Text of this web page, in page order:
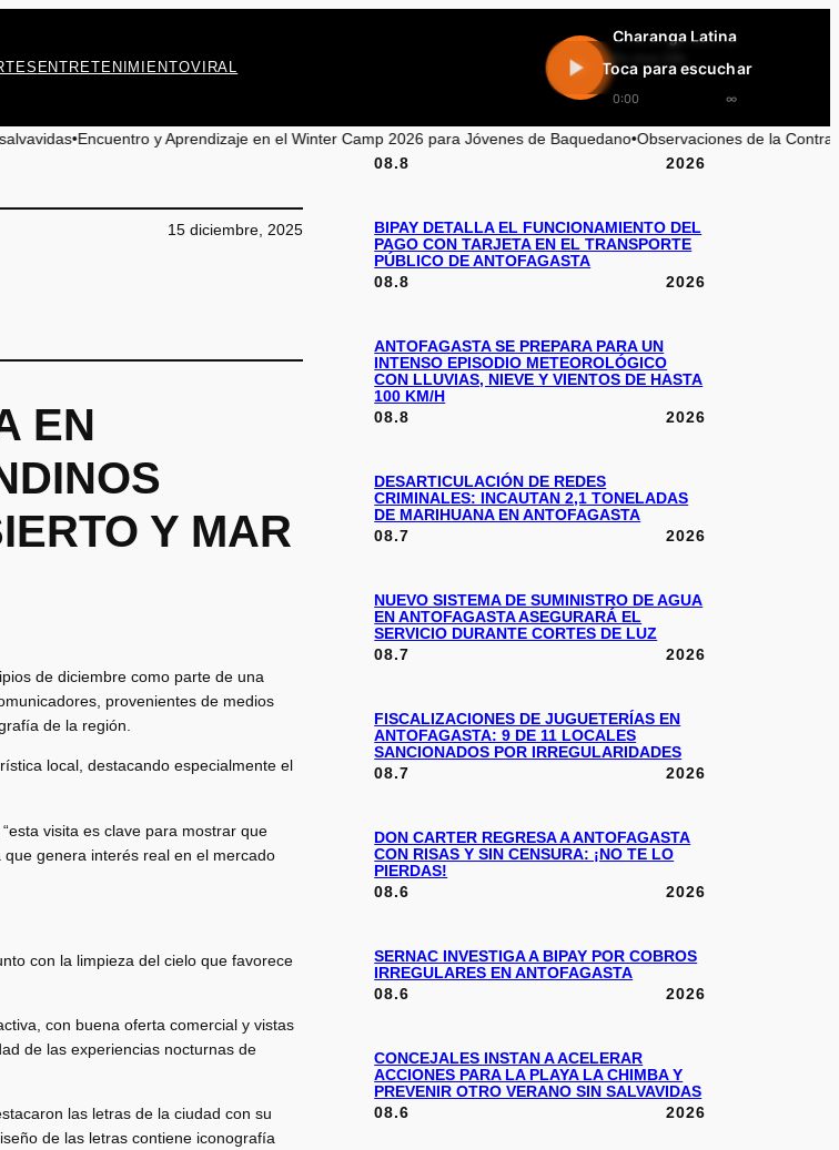
ENTRETENIMIENTOVIRAL
Charanga Latina
En vivo 24h
0:00 ∞
Toca para escuchar
y Aprendizaje en el Winter Camp 2026 para Jóvenes de Baquedano•Observaciones de la Contraloría sobre
15 diciembre, 2025
EN
Y MAR
de diciembre como parte de una
provenientes de medios
de la región.
local, destacando especialmente el
visita es clave para mostrar que
genera interés real en el mercado
con la limpieza del cielo que favorece
con buena oferta comercial y vistas
de las experiencias nocturnas de
las letras de la ciudad con su
de las letras contiene iconografía
08.8 2026
BIPAY DETALLA EL FUNCIONAMIENTO DEL
PAGO CON TARJETA EN EL TRANSPORTE
PÚBLICO DE ANTOFAGASTA
08.8
2026
ANTOFAGASTA SE PREPARA PARA UN
INTENSO EPISODIO METEOROLÓGICO
CON LLUVIAS, NIEVE Y VIENTOS DE HASTA
100 KM/H
08.8
2026
DESARTICULACIÓN DE REDES
CRIMINALES: INCAUTAN 2,1 TONELADAS
DE MARIHUANA EN ANTOFAGASTA
08.7
2026
NUEVO SISTEMA DE SUMINISTRO DE AGUA
EN ANTOFAGASTA ASEGURARÁ EL
SERVICIO DURANTE CORTES DE LUZ
08.7
2026
FISCALIZACIONES DE JUGUETERÍAS EN
ANTOFAGASTA: 9 DE 11 LOCALES
SANCIONADOS POR IRREGULARIDADES
08.7
2026
DON CARTER REGRESA A ANTOFAGASTA
CON RISAS Y SIN CENSURA: ¡NO TE LO
PIERDAS!
08.6
2026
SERNAC INVESTIGA A BIPAY POR COBROS
IRREGULARES EN ANTOFAGASTA
08.6
2026
CONCEJALES INSTAN A ACELERAR
ACCIONES PARA LA PLAYA LA CHIMBA Y
PREVENIR OTRO VERANO SIN SALVAVIDAS
08.6
2026